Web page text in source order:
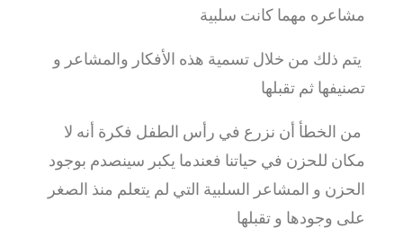
مشاعره مهما كانت سلبية
يتم ذلك من خلال تسمية هذه الأفكار والمشاعر و
تصنيفها ثم تقبلها
من الخطأ أن نزرع في رأس الطفل فكرة أنه لا
مكان للحزن في حياتنا فعندما يكبر سينصدم بوجود
الحزن و المشاعر السلبية التي لم يتعلم منذ الصغر
على وجودها و تقبلها